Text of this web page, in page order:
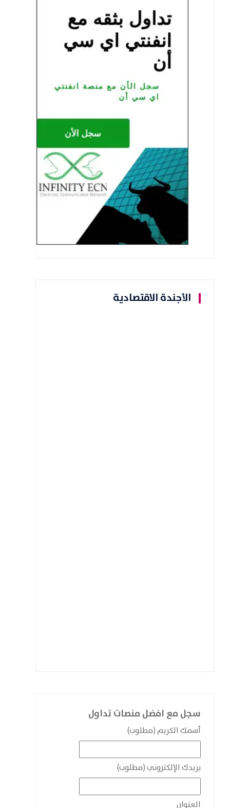
الأجندة الاقتصادية
سجل مع افضل منصات تداول
أسمك الكريم (مطلوب)
بريدك الإلكتروني (مطلوب)
العنوان